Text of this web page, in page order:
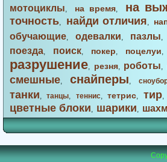
мотоциклы, на время, на
точность, найди отличия,
обучающие, одевалки, пазлы,
поезда, поиск, покер, поцелуи,
разрушение, резня, роботы,
смешные, снайперы,
танки,танцы, теннис,тетрис, тир
цветные блоки, шарики,